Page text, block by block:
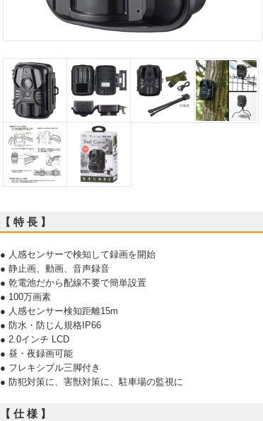
【 特 長 】
● 人感センサーで検知して録画を開始
● 静止画、動画、音声録音
● 乾電池だから配線不要で簡単設置
● 100万画素
● 人感センサー検知距離15m
● 防水・防じん規格IP66
● 2.0インチ LCD
● 昼・夜録画可能
● フレキシブル三脚付き
● 防犯対策に、害獣対策に、駐車場の監視に
【 仕 様 】